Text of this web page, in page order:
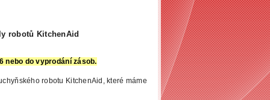
robotů KitchenAid
nebo do vyprodání zásob.
robotu KitchenAid, které máme